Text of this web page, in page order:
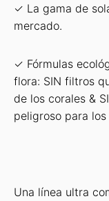
✓ La gama de
mercado.
✓ Fórmulas
flora: SIN filtros
de los corales &
peligroso para
Una línea ultra